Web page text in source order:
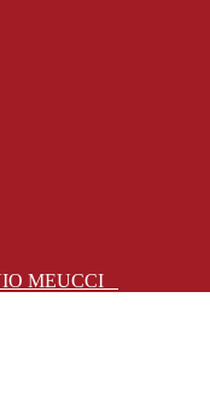
MEUCCI